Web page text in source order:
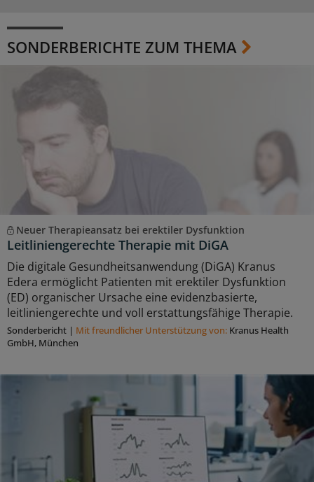
SONDERBERICHTE ZUM THEMA
Neuer Therapieansatz bei erektiler Dysfunktion
Leitliniengerechte Therapie mit DiGA
Die digitale Gesundheitsanwendung (DiGA) Kranus
Edera ermöglicht Patienten mit erektiler Dysfunktion
(ED) organischer Ursache eine evidenzbasierte,
leitliniengerechte und voll erstattungsfähige Therapie.
Sonderbericht | Mit freundlicher Unterstützung von: Kranus Health
GmbH, München